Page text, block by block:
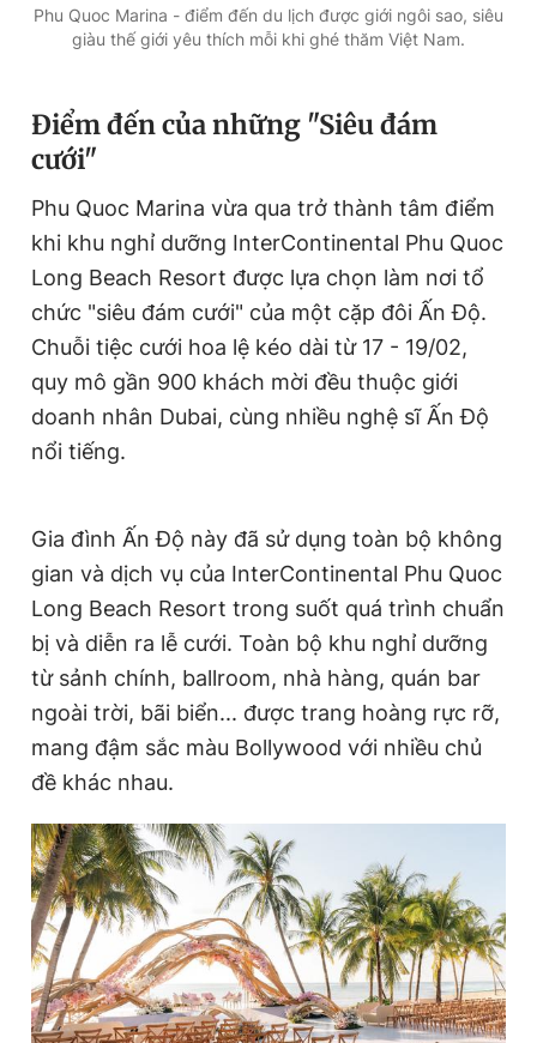
Phu Quoc Marina - điểm đến du lịch được giới ngôi sao, siêu
giàu thế giới yêu thích mỗi khi ghé thăm Việt Nam.
Điểm đến của những "Siêu đám
cưới"
Phu Quoc Marina vừa qua trở thành tâm điểm
khi khu nghỉ dưỡng InterContinental Phu Quoc
Long Beach Resort được lựa chọn làm nơi tổ
chức "siêu đám cưới" của một cặp đôi Ấn Độ.
Chuỗi tiệc cưới hoa lệ kéo dài từ 17 - 19/02,
quy mô gần 900 khách mời đều thuộc giới
doanh nhân Dubai, cùng nhiều nghệ sĩ Ấn Độ
nổi tiếng.
Gia đình Ấn Độ này đã sử dụng toàn bộ không
gian và dịch vụ của InterContinental Phu Quoc
Long Beach Resort trong suốt quá trình chuẩn
bị và diễn ra lễ cưới. Toàn bộ khu nghỉ dưỡng
từ sảnh chính, ballroom, nhà hàng, quán bar
ngoài trời, bãi biển... được trang hoàng rực rỡ,
mang đậm sắc màu Bollywood với nhiều chủ
đề khác nhau.